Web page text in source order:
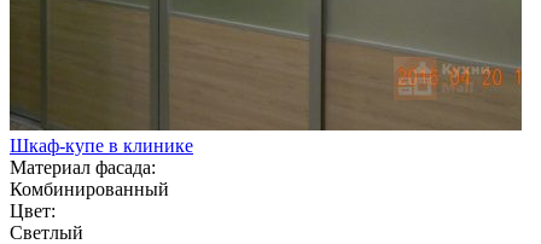
Шкаф-купе в клинике
Материал фасада:
Комбинированный
Цвет:
Светлый